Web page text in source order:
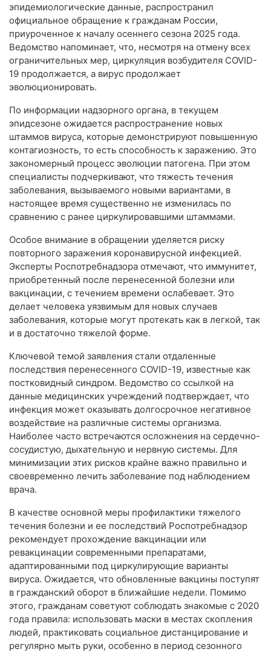
эпидемиологические данные, распространил
официальное обращение к гражданам России,
приуроченное к началу осеннего сезона 2025 года.
Ведомство напоминает, что, несмотря на отмену всех
ограничительных мер, циркуляция возбудителя COVID-
19 продолжается, а вирус продолжает
эволюционировать.
По информации надзорного органа, в текущем
эпидсезоне ожидается распространение новых
штаммов вируса, которые демонстрируют повышенную
контагиозность, то есть способность к заражению. Это
закономерный процесс эволюции патогена. При этом
специалисты подчеркивают, что тяжесть течения
заболевания, вызываемого новыми вариантами, в
настоящее время существенно не изменилась по
сравнению с ранее циркулировавшими штаммами.
Особое внимание в обращении уделяется риску
повторного заражения коронавирусной инфекцией.
Эксперты Роспотребнадзора отмечают, что иммунитет,
приобретенный после перенесенной болезни или
вакцинации, с течением времени ослабевает. Это
делает человека уязвимым для новых случаев
заболевания, которые могут протекать как в легкой, так
и в достаточно тяжелой форме.
Ключевой темой заявления стали отдаленные
последствия перенесенного COVID-19, известные как
постковидный синдром. Ведомство со ссылкой на
данные медицинских учреждений подтверждает, что
инфекция может оказывать долгосрочное негативное
воздействие на различные системы организма.
Наиболее часто встречаются осложнения на сердечно-
сосудистую, дыхательную и нервную системы. Для
минимизации этих рисков крайне важно правильно и
своевременно лечить заболевание под наблюдением
врача.
В качестве основной меры профилактики тяжелого
течения болезни и ее последствий Роспотребнадзор
рекомендует прохождение вакцинации или
ревакцинации современными препаратами,
адаптированными под циркулирующие варианты
вируса. Ожидается, что обновленные вакцины поступят
в гражданский оборот в ближайшие недели. Помимо
этого, гражданам советуют соблюдать знакомые с 2020
года правила: использовать маски в местах скопления
людей, практиковать социальное дистанцирование и
регулярно мыть руки, особенно в период сезонного